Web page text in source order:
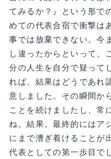
てみるか？』という形で
めての代表合宿で衝撃は
事では放棄できない。今
し違ったからといって、
分の人生を自分で疑って
れば、結果はどうであれ
意しました。その瞬間か
ことを続けましたし、常
ね。結果、最終的にはア
にまで漕ぎ着けることが
代表としての第一歩目で